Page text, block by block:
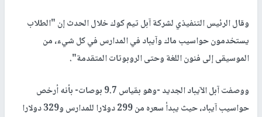
وقال الرئيس التنفيذي لشركة آبل تيم كوك خلال الحدث إن "الطلاب
يستخدمون حواسيب ماك وآيباد في المدارس في كل شيء، من
الموسيقى إلى فنون اللغة وحتى الروبوتات المتقدمة".
ووصفت آبل الآيباد الجديد -وهو بقياس 9.7 بوصات- بأنه أرخص
حواسيب آيباد، حيث يبدأ سعره من 299 دولارا للمدارس و329 دولارا